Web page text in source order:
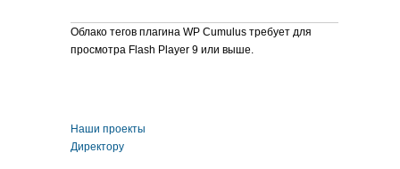
Облако тегов плагина WP Cumulus требует для
просмотра Flash Player 9 или выше.
Наши проекты
Директору